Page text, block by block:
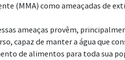
(MMA) como ameaçadas de
ameaças provêm,
capaz de manter a água que
de alimentos para toda sua